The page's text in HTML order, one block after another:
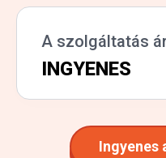
A szolgáltatás
INGYENES
Ingyenes